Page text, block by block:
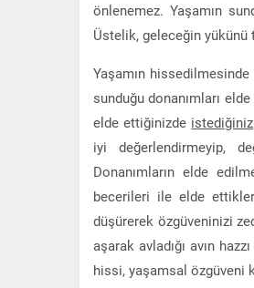
önlenemez. Yaşamın
Üstelik, geleceğin yükünü
Yaşamın
sunduğu donanımları
elde ettiğinizde istediğiniz
iyi değerlendirmeyip,
Donanımların elde
becerileri ile elde
düşürerek özgüveninizi
aşarak avladığı avın
hissi, yaşamsal özgüveni